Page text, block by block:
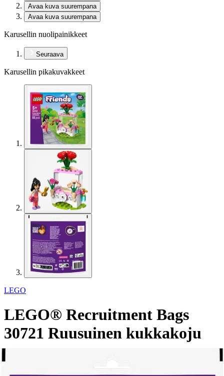
Avaa kuva suurempana
Avaa kuva suurempana
Karusellin nuolipainikkeet
Seuraava
Karusellin pikakuvakkeet
LEGO
LEGO® Recruitment Bags
30721 Ruusuinen kukkakoju